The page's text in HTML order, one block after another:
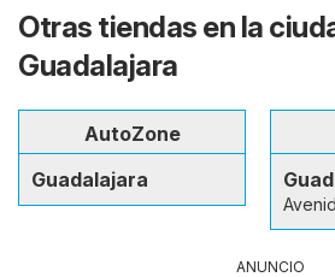
Otras tiendas en la
Guadalajara
AutoZone
Guadalajara
ANUNCIO